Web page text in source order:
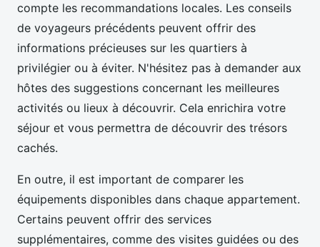
compte les recommandations locales. Les conseils
de voyageurs précédents peuvent offrir des
informations précieuses sur les quartiers à
privilégier ou à éviter. N'hésitez pas à demander aux
hôtes des suggestions concernant les meilleures
activités ou lieux à découvrir. Cela enrichira votre
séjour et vous permettra de découvrir des trésors
cachés.
En outre, il est important de comparer les
équipements disponibles dans chaque appartement.
Certains peuvent offrir des services
supplémentaires, comme des visites guidées ou des